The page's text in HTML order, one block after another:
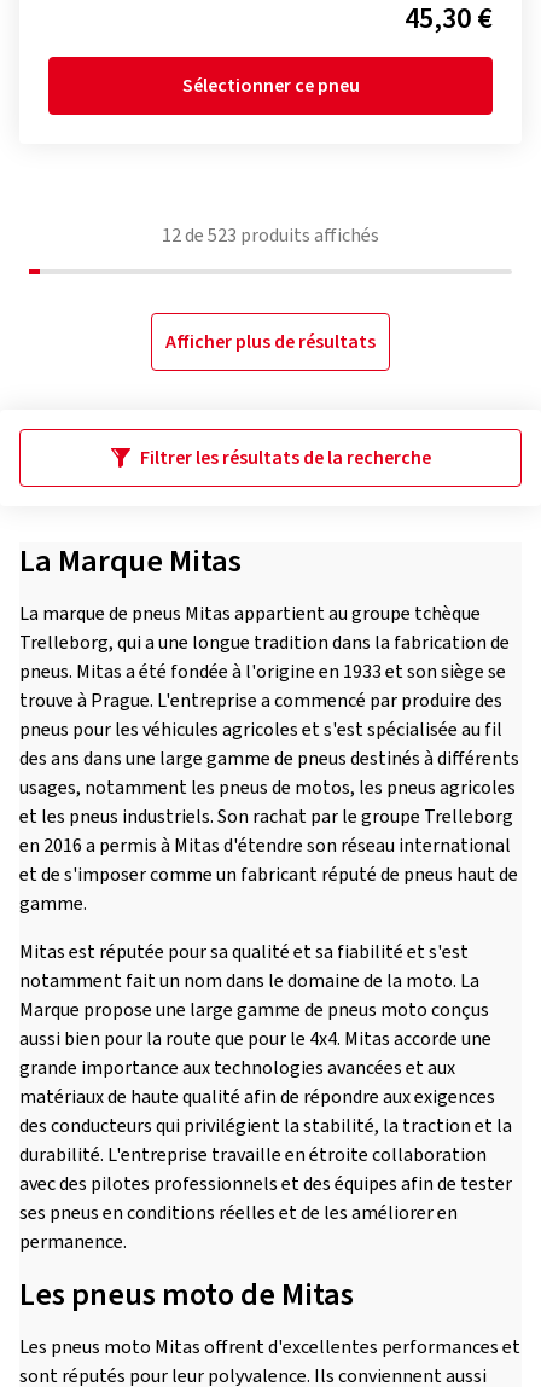
45,30 €
Sélectionner ce pneu
12de523 produits affichés
Afficher plus de résultats
Filtrer les résultats de la recherche
La Marque Mitas
La marque de pneus Mitas appartient au groupe tchèque
Trelleborg, qui a une longue tradition dans la fabrication de
pneus. Mitas a été fondée à l'origine en 1933 et son siège se
trouve à Prague. L'entreprise a commencé par produire des
pneus pour les véhicules agricoles et s'est spécialisée au fil
des ans dans une large gamme de pneus destinés à différents
usages, notamment les pneus de motos, les pneus agricoles
et les pneus industriels. Son rachat par le groupe Trelleborg
en 2016 a permis à Mitas d'étendre son réseau international
et de s'imposer comme un fabricant réputé de pneus haut de
gamme.
Mitas est réputée pour sa qualité et sa fiabilité et s'est
notamment fait un nom dans le domaine de la moto. La
Marque propose une large gamme de pneus moto conçus
aussi bien pour la route que pour le 4x4. Mitas accorde une
grande importance aux technologies avancées et aux
matériaux de haute qualité afin de répondre aux exigences
des conducteurs qui privilégient la stabilité, la traction et la
durabilité. L'entreprise travaille en étroite collaboration
avec des pilotes professionnels et des équipes afin de tester
ses pneus en conditions réelles et de les améliorer en
permanence.
Les pneus moto de Mitas
Les pneus moto Mitas offrent d'excellentes performances et
sont réputés pour leur polyvalence. Ils conviennent aussi